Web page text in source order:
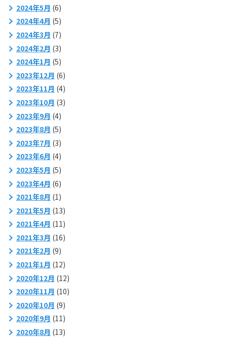
2024年5月 (6)
2024年4月 (5)
2024年3月 (7)
2024年2月 (3)
2024年1月 (5)
2023年12月 (6)
2023年11月 (4)
2023年10月 (3)
2023年9月 (4)
2023年8月 (5)
2023年7月 (3)
2023年6月 (4)
2023年5月 (5)
2023年4月 (6)
2021年8月 (1)
2021年5月 (13)
2021年4月 (11)
2021年3月 (16)
2021年2月 (9)
2021年1月 (12)
2020年12月 (12)
2020年11月 (10)
2020年10月 (9)
2020年9月 (11)
2020年8月 (13)